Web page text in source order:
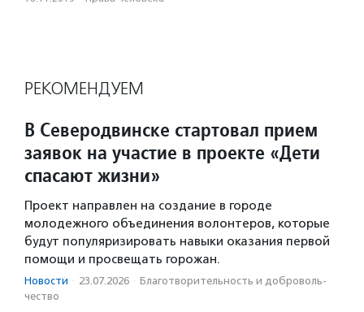
РЕКОМЕНДУЕМ
В Северодвинске стартовал прием
заявок на участие в проекте «Дети
спасают жизни»
Проект направлен на создание в городе
молодежного объединения волонтеров, которые
будут популяризировать навыки оказания первой
помощи и просвещать горожан.
Новости · 23.07.2026 · Благотвори­тель­ность и доброволь­
чест­во